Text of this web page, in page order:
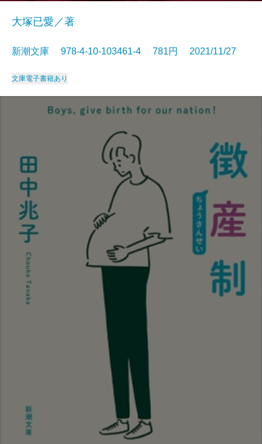
大塚已愛／著
新潮文庫 978-4-10-103461-4 781円 2021/11/27
文庫電子書籍あり